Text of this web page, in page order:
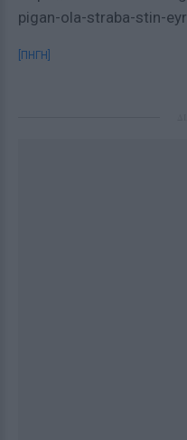
pigan-ola-straba-stin-
[ΠΗΓΗ]